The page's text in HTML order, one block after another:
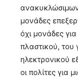
μονάδες
όχι μονάδες
πλαστικού, του
ηλεκτρονικού
οι πολίτες για